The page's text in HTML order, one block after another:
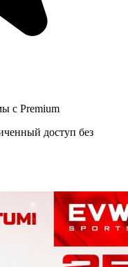
с Premium
доступ без